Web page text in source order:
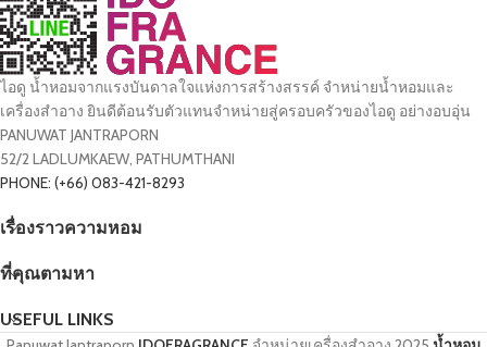
ไอดู น้ำหอมจากแรงบันดาลใจแห่งการสร้างสรรค์ จำหน่ายน้ำหอมและ
เครื่องสำอาง ยินดีต้อนรับตัวแทนจำหน่ายสู่ครอบครัวของไอดู อย่างอบอุ่น
PANUWAT JANTRAPORN
52/2 LADLUMKAEW, PATHUMTHANI
PHONE: (+66) 083-421-8293
เรื่องราวความหอม
ที่คุณตามหา
USEFUL LINKS